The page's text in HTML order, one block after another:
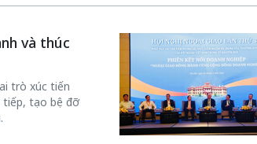
và thúc
trò xúc tiến
tạo bệ đỡ